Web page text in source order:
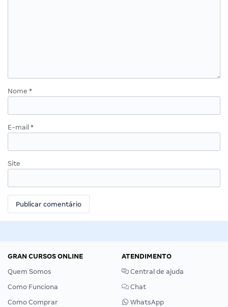
Nome *
E-mail *
Site
GRAN CURSOS ONLINE
Quem Somos
Como Funciona
Como Comprar
ATENDIMENTO
Central de ajuda
Chat
WhatsApp